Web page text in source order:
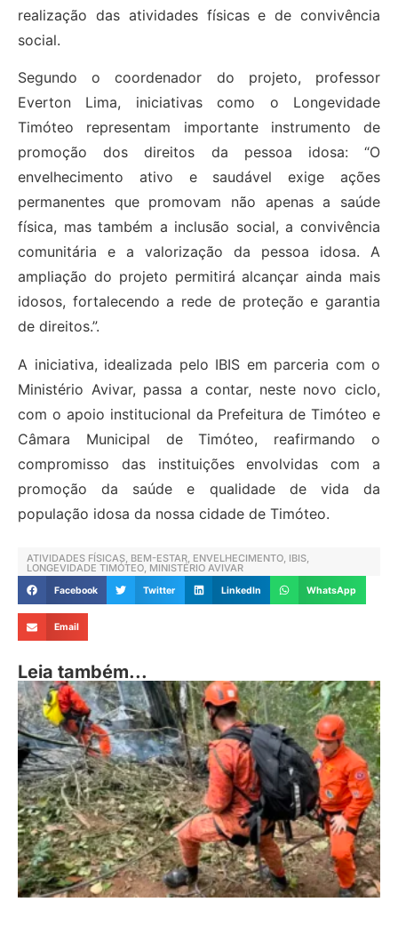
realização das atividades físicas e de convivência
social.
Segundo o coordenador do projeto, professor
Everton Lima, iniciativas como o Longevidade
Timóteo representam importante instrumento de
promoção dos direitos da pessoa idosa: “O
envelhecimento ativo e saudável exige ações
permanentes que promovam não apenas a saúde
física, mas também a inclusão social, a convivência
comunitária e a valorização da pessoa idosa. A
ampliação do projeto permitirá alcançar ainda mais
idosos, fortalecendo a rede de proteção e garantia
de direitos.”.
A iniciativa, idealizada pelo IBIS em parceria com o
Ministério Avivar, passa a contar, neste novo ciclo,
com o apoio institucional da Prefeitura de Timóteo e
Câmara Municipal de Timóteo, reafirmando o
compromisso das instituições envolvidas com a
promoção da saúde e qualidade de vida da
população idosa da nossa cidade de Timóteo.
ATIVIDADES FÍSICAS, BEM-ESTAR, ENVELHECIMENTO, IBIS,
LONGEVIDADE TIMÓTEO, MINISTÉRIO AVIVAR
Facebook Twitter LinkedIn WhatsApp
Email
Leia também...